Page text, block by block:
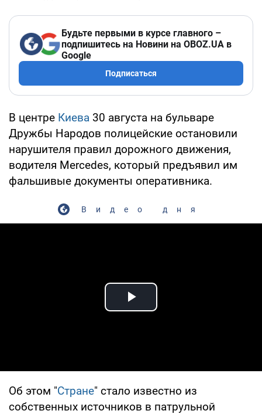
Будьте первыми в курсе главного –
подпишитесь на Новини на OBOZ.UA в
Google
Подписаться
В центре Киева 30 августа на бульваре
Дружбы Народов полицейские остановили
нарушителя правил дорожного движения,
водителя Mercedes, который предъявил им
фальшивые документы оперативника.
Видео дня
Play Video
Об этом "Стране" стало известно из
собственных источников в патрульной